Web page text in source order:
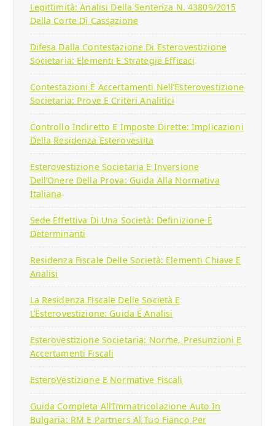
Legittimità: Analisi Della Sentenza N. 43809/2015
Della Corte Di Cassazione
Difesa Dalla Contestazione Di Esterovestizione
Societaria: Elementi E Strategie Efficaci
Contestazioni E Accertamenti Nell’Esterovestizione
Societaria: Prove E Criteri Analitici
Controllo Indiretto E Imposte Dirette: Implicazioni
Della Residenza Esterovestita
Esterovestizione Societaria E Inversione
Dell’Onere Della Prova: Guida Alla Normativa
Italiana
Sede Effettiva Di Una Società: Definizione E
Determinanti
Residenza Fiscale Delle Società: Elementi Chiave E
Analisi
La Residenza Fiscale Delle Società E
L’Esterovestizione: Guida E Analisi
Esterovestizione Societaria: Norme, Presunzioni E
Accertamenti Fiscali
EsteroVestizione E Normative Fiscali
Guida Completa All’Immatricolazione Auto In
Bulgaria: RM E Partners Al Tuo Fianco Per